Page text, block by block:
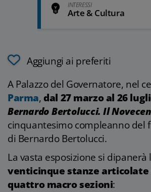
INTERESSI
Arte & Cultura
Aggiungi ai preferiti
A Palazzo del Governatore, nel
Parma, dal 27 marzo al 26
Bernardo Bertolucci. Il
cinquantesimo compleanno del
di Bernardo Bertolucci.
La vasta esposizione si dipanerà
venticinque stanze articolate
quattro macro sezioni: